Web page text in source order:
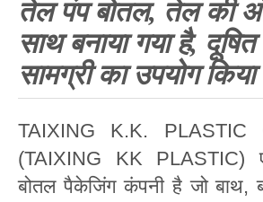
तेल पंप बोतल, तेल की
साथ बनाया गया है,
सामग्री का उपयोग किया
TAIXING K.K. PLASTIC
(TAIXING KK PLASTIC)
बोतल पैकेजिंग कंपनी है जो बाथ,